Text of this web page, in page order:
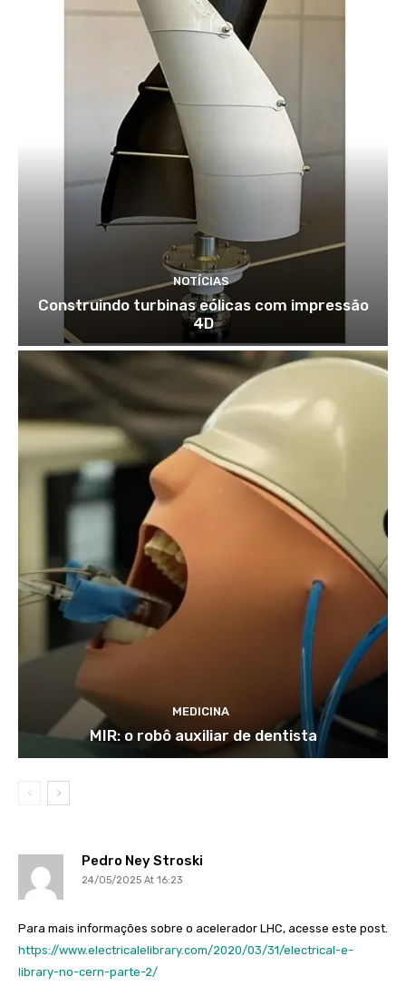
NOTÍCIAS
Construindo turbinas eólicas com impressão
4D
MEDICINA
MIR: o robô auxiliar de dentista
Pedro Ney Stroski
24/05/2025 At 16:23
Para mais informações sobre o acelerador LHC, acesse este post.
https://www.electricalelibrary.com/2020/03/31/electrical-e-
library-no-cern-parte-2/